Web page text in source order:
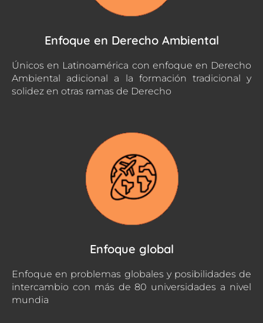
Enfoque en Derecho Ambiental
Únicos en Latinoamérica con enfoque en Derecho
Ambiental adicional a la formación tradicional y
solidez en otras ramas de Derecho
Enfoque global
Enfoque en problemas globales y posibilidades de
intercambio con más de 80 universidades a nivel
mundia